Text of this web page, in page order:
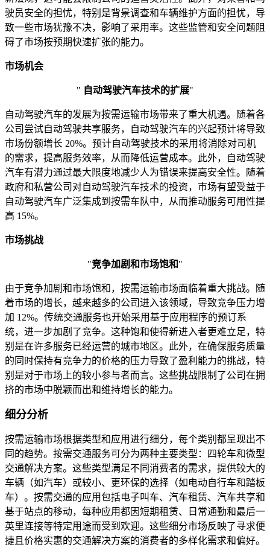
驶员安全的担忧，特别是背景调查和车辆维护方面的担忧，导
致一些市场犹豫不决，影响了采用率。这些监管和安全问题阻
碍了市场按预期快速扩张的能力。
市场机会
" 自动驾驶汽车技术的扩展"
自动驾驶汽车的发展为按需运输市场带来了重大机遇。随着各
公司尝试自动驾驶共享服务，自动驾驶汽车的兴起预计将导致
市场份额增长 20%。预计自动驾驶技术的采用将消除对司机
的需求，提高服务效率，从而降低运营成本。此外，自动驾驶
汽车有潜力通过最大限度地减少人为错误来提高安全性。随着
政府和私营公司对自动驾驶汽车技术的投资，市场有望受益于
自动驾驶汽车广泛集成到按需车队中，从而推动服务可用性提
高 15%。
市场挑战
"竞争加剧和市场饱和"
由于竞争加剧和市场饱和，按需运输市场面临着重大挑战。随
着市场的增长，越来越多的公司进入该领域，导致竞争压力增
加 12%。传统交通服务也开始采用基于应用程序的预订系
统，进一步加剧了竞争。这种饱和使得新进入者更难立足，特
别是在许多服务已经运营的城市地区。此外，在确保服务质量
的同时保持有竞争力的价格的压力导致了盈利能力的挑战，特
别是对于市场上的较小参与者而言。这些挑战限制了公司在拥
挤的市场中脱颖而出和维持增长的能力。
细分分析
按需运输市场根据类型和应用进行细分，每个类别都呈现出不
同的趋势。按需交通服务可分为两种主要类型：四轮车和微型
交通解决方案。这些类型满足不同消费者的需求，提供较大的
车辆（如汽车）或较小、更环保的选择（如电动自行车和踏板
车）。按需交通的应用包括电子叫车、汽车租赁、汽车共享和
基于站点的移动，每种应用都因短期租赁、日常通勤和最后一
英里连接等特定用途而受到欢迎。这些细分市场反映了寻求便
捷且价格实惠的交通解决方案的消费者的多样化需求和偏好。